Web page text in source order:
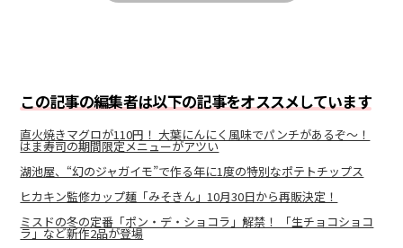
この記事の編集者は以下の記事をオススメしています
直火焼きマグロが110円！ 大葉にんにく風味でパンチがあるぞ〜！
はま寿司の期間限定メニューがアツい
湖池屋、“幻のジャガイモ”で作る年に1度の特別なポテトチップス
ヒカキン監修カップ麺「みそきん」10月30日から再販決定！
ミスドの冬の定番「ポン・デ・ショコラ」解禁！ 「生チョコショコ
ラ」など新作2品が登場